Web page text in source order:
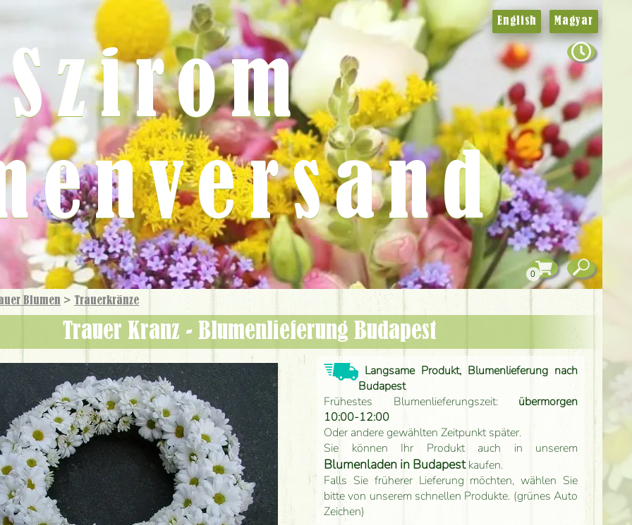
Blumen > Trauer­kränze
Trauer Kranz - Blumenlieferung Budapest
Langsame Produkt, Blumenlieferung nach
Budapest
Frühestes Blumenlieferungszeit: übermorgen
10:00-12:00
Oder andere gewählten Zeitpunkt später.
Sie können Ihr Produkt auch in unserem
Blumenladen in Budapestkaufen.
Falls Sie früherer Lieferung möchten, wählen Sie
bitte von unserem schnellen Produkte. (grünes Auto
Zeichen)
English Magyar
Szirom
0